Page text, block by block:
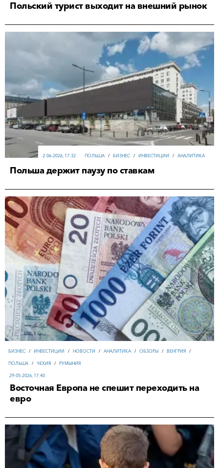
Польский турист выходит на внешний рынок
ПОЛЬША / БИЗНЕС / ИНВЕСТИЦИИ / АНАЛИТИКА
2-06-2026, 17:32
Польша держит паузу по ставкам
БИЗНЕС / ИНВЕСТИЦИИ / НОВОСТИ / АНАЛИТИКА / ОБЗОРЫ / ВЕНГРИЯ /
ПОЛЬША / ЧЕХИЯ / РУМЫНИЯ
29-05-2026, 17:40
Восточная Европа не спешит переходить на
евро